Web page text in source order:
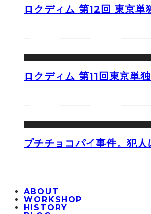
ロクディム 第12回 東京単
ロクディム 第11回東京単
プチチョコパイ事件。犯人
ABOUT
WORKSHOP
HISTORY